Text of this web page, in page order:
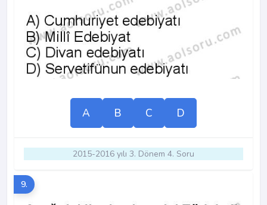
A B C D
2015-2016 yılı 3. Dönem 4. Soru
9.